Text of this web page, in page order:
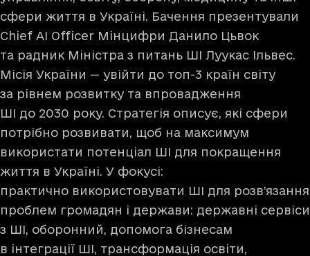
сфери життя в Україні. Бачення презентували
Chief AI Officer Мінцифри Данило Цьвок
та радник Міністра з питань ШІ Луукас Ільвес.
Місія України — увійти до топ-3 країн світу
за рівнем розвитку та впровадження
ШІ до 2030 року. Стратегія описує, які сфери
потрібно розвивати, щоб на максимум
використати потенціал ШІ для покращення
життя в Україні. У фокусі:
практично використовувати ШІ для розв’язання
проблем громадян і держави: державні сервіси
з ШІ, оборонний, допомога бізнесам
в інтеграції ШІ, трансформація освіти,